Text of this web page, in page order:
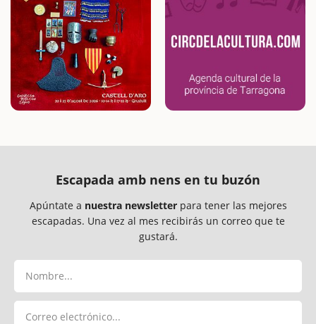
Escapada amb nens en tu buzón
Apúntate a nuestra newsletterpara tener las mejores
escapadas. Una vez al mes recibirás un correo que te
gustará.